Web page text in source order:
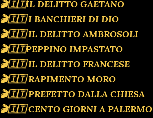
🎬🇮🇹IL DELITTO GAETANO
🎬🇮🇹 I BANCHIERI DI DIO
🎬🇮🇹 IL DELITTO AMBROSOLI
🎬🇮🇹PEPPINO IMPASTATO
🎬🇮🇹 IL DELITTO FRANCESE
🎬🇮🇹 RAPIMENTO MORO
🎬🇮🇹 PREFETTO DALLA CHIESA
🎬🇮🇹 CENTO GIORNI A PALERMO